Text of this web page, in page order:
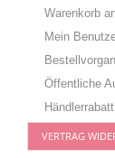
Warenkorb
Mein
Öffentliche
Händlerrabatt
VERTRAG